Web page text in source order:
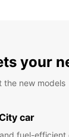
your
the new models
car
fuel-